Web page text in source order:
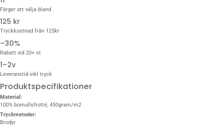
Färger att välja bland
125 kr
Tryckkostnad från 125kr
–30%
Rabatt vid 20+ st
1–2v
Leveranstid inkl tryck
Produktspecifikationer
Material:
100% bomullsfrotté, 450gram/m2
Tryckmetoder:
Brodyr